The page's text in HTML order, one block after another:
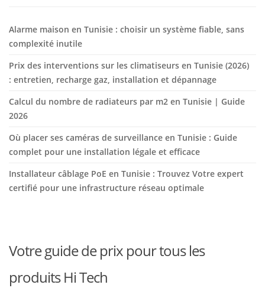
Alarme maison en Tunisie : choisir un système fiable, sans
complexité inutile
Prix des interventions sur les climatiseurs en Tunisie (2026)
: entretien, recharge gaz, installation et dépannage
Calcul du nombre de radiateurs par m2 en Tunisie | Guide
2026
Où placer ses caméras de surveillance en Tunisie : Guide
complet pour une installation légale et efficace
Installateur câblage PoE en Tunisie : Trouvez Votre expert
certifié pour une infrastructure réseau optimale
Votre guide de prix pour tous les
produits Hi Tech